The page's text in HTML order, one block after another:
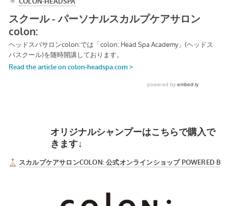
オリジナルシャンプーはこちらで購入で
きます↓